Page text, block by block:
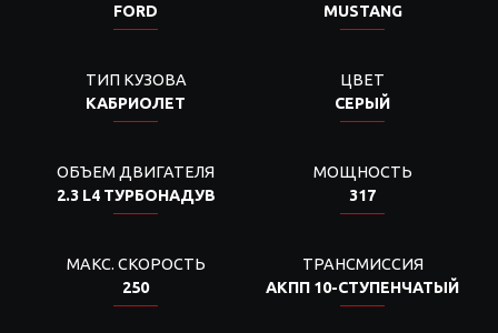
FORD
MUSTANG
ТИП КУЗОВА
КАБРИОЛЕТ
ЦВЕТ
СЕРЫЙ
ОБЪЕМ ДВИГАТЕЛЯ
2.3 L4 ТУРБОНАДУВ
МОЩНОСТЬ
317
МАКС. СКОРОСТЬ
250
ТРАНСМИССИЯ
АКПП 10-СТУПЕНЧАТЫЙ